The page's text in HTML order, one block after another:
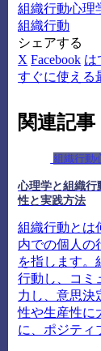
組織行動心理
組織行動
シェアする
X Facebook は
すぐに使える
関連記事
組織行動
心理学と組織行
性と実践方法
組織行動とは
内での個人の
を指します。
行動し、コミ
力し、意思決
性や生産性に
に、ポジティ